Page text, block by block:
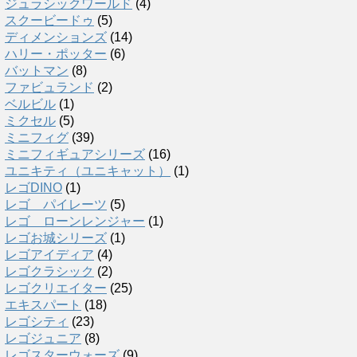
ジュラシックワールド (4)
スクービードゥ (5)
ディメンションズ (14)
ハリー・ポッター (6)
バットマン (8)
ファビュランド (2)
ベルビル (1)
ミクセル (5)
ミニフィグ (39)
ミニフィギュアシリーズ (16)
ユニキティ（ユニキャット）
(1)
レゴDINO (1)
レゴ パイレーツ (5)
レゴ ローンレンジャー (1)
レゴお城シリーズ (1)
レゴアイディア (4)
レゴクラシック (2)
レゴクリエイター (25)
エキスパート (18)
レゴシティ (23)
レゴジュニア (8)